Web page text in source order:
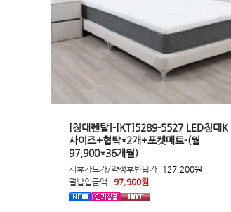
[침대렌탈]-[KT]5289-5527 LED침대K
사이즈+협탁*2개+포켓매트-(월
97,900*36개월)
제휴카드가/약정후반납가 127,200원
월납입금액
97,900원